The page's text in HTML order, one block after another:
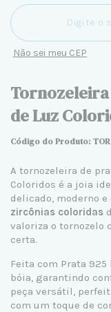
Entregas para o CEP:
Não sei meu CEP
Tornozeleira
de Luz
Código do Produto:
A tornozeleira de
Coloridos é a joia
delicado, moderno
zircônias coloridas
valoriza o tornozelo
certa.
Feita com Prata
bóia, garantindo
peça versátil,
com um toque de